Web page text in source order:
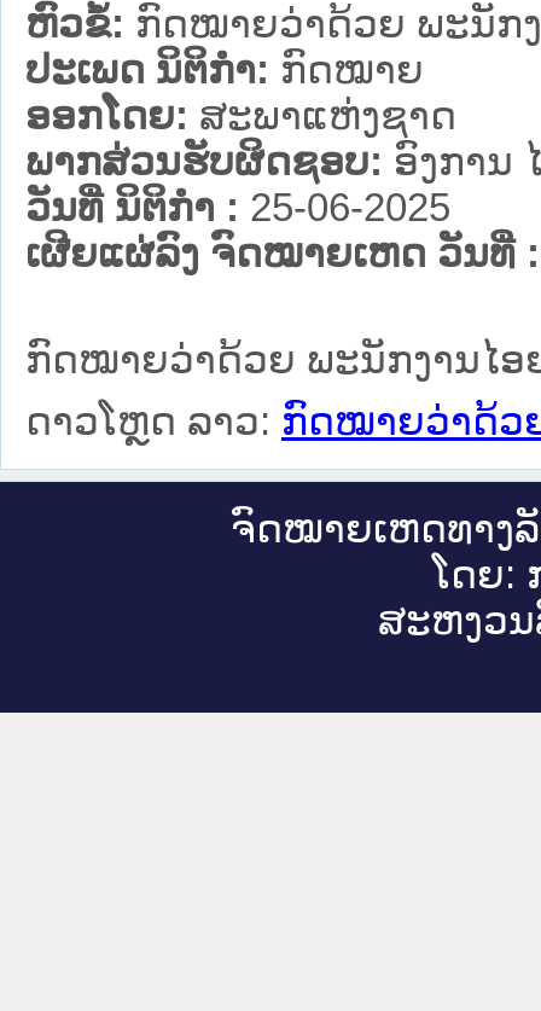
ຫົວຂໍ້: ກົດໝາຍວ່າດ້ວຍ ພະນັກ
ປະເພດ ນິຕິກໍາ: ກົດໝາຍ
ອອກໂດຍ: ສະພາແຫ່ງຊາດ
ພາກສ່ວນຮັບຜິດຊອບ: ອົງການ
ວັນທີ່ ນິຕິກໍາ : 25-06-2025
ເຜີຍແຜ່ລົງ ຈົດໝາຍເຫດ ວັນທີ່ :
ກົດໝາຍວ່າດ້ວຍ ພະນັກງານໄອ
ດາວໂຫຼດ ລາວ: ກົດໝາຍວ່າດ້ວ
ຈົດ​ໝາຍ​ເຫດ​ທາງ​
ໂດຍ:
ສະ​ຫງວນ​